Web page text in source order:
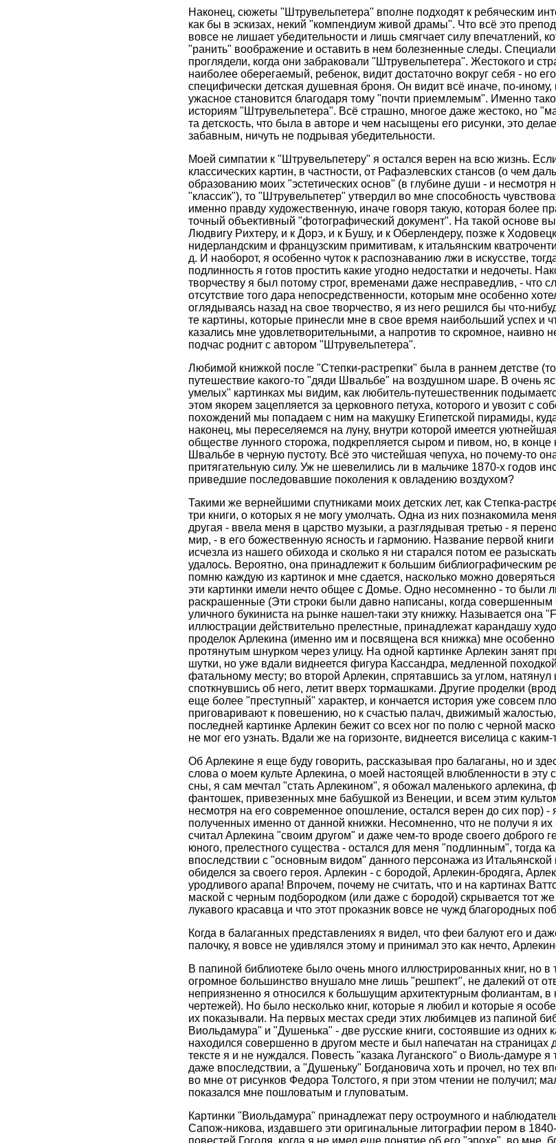
Наконец, сюжеты "Штрувельпетера" вполне подходят к ребяческим
как бы в эскизах, некий "компендиум живой драмы". Что всё это
вовсе не лишает убедительности и лишь смягчает силу впечатлений,
"ранить" воображение и оставить в нем болезненные следы.
проглядели, когда они забраковали "Штрувельпетера". Жестокого и
наиболее оберегаемый, ребенок, видит достаточно вокруг себя - но
специфически детская душевная броня. Он видит всё иначе, по-
ужасное становится благодаря тому "почти приемлемым". Именно
историям "Штрувельпетера". Всё страшно, многое даже жестоко, но
та детскость, что была в авторе и чем насыщены его рисунки, это
забавным, ничуть не подрывая убедительности.
Моей симпатии к "Штрувельпетеру" я остался верен на всю жизнь.
классических картин, в частности, от Рафаэлевских стансов (о чем
образованию моих "эстетических основ" (в глубине души - и несмотря
"классик"), то "Штрувельпетер" утвердил во мне способность
именно правду художественную, иначе говоря такую, которая более
точный объективный "фотографический документ". На такой основе
Людвигу Рихтеру, и к Дорэ, и к Бушу, и к Оберлендеру, позже к
нидерландским и французским примитивам, к итальянским
д. И наоборот, я особенно чуток к распознаванию лжи в искусстве,
подлинность я готов простить какие угодно недостатки и недочеты.
творчеству я был потому строг, временами даже несправедлив, - что
отсутствие того дара непосредственности, которым мне особенно
оглядываясь назад на свое творчество, я из него решился бы что-
те картины, которые принесли мне в свое время наибольший успех и
казались мне удовлетворительными, а напротив то скромное, наивно
подчас роднит с автором "Штрувельпетера".
Любимой книжкой после "Степки-растрепки" была в раннем детстве
путешествие какого-то "дяди Швальбе" на воздушном шаре. В очень
умелых" картинках мы видим, как любитель-путешественник
этом якорем зацепляется за церковного петуха, которого и увозит с
похождений мы попадаем с ним на макушку Египетской пирамиды,
наконец, мы переселяемся на луну, внутри которой имеется
обществе лунного сторожа, подкрепляется сыром и пивом, но, в
Швальбе в черную пустоту. Всё это чистейшая чепуха, но почему-то
притягательную силу. Уж не шевелились ли в мальчике 1870-х годов
приведшие последовавшие поколения к овладению воздухом?
Такими же вернейшими спутниками моих детских лет, как Степка-
три книги, о которых я не могу умолчать. Одна из них познакомила
другая - ввела меня в царство музыки, а разглядывая третью - я
мир, - в его божественную ясность и гармонию. Название первой
исчезла из нашего обихода и сколько я ни старался потом ее
удалось. Вероятно, она принадлежит к большим библиографическим
помню каждую из картинок и мне сдается, насколько можно
эти картинки имели нечто общее с Домье. Одно несомненно - то были
раскрашенные (Эти строки были давно написаны, когда совершенным
уличного букиниста на рынке нашел-таки эту книжку. Называется она
иллюстрации действительно прелестные, принадлежат карандашу
проделок Арлекина (именно им и посвящена вся книжка) мне
протянутым шнурком через улицу. На одной картинке Арлекин занят
шутки, но уже вдали виднеется фигура Кассандра, медленной
фатальному месту; во второй Арлекин, спрятавшись за углом,
споткнувшись об него, летит вверх тормашками. Другие проделки
еще более "преступный" характер, и кончается история уже совсем
приговаривают к повешению, но к счастью палач, движимый жалостью,
последней картинке Арлекин бежит со всех ног по полю с черной
не мог его узнать. Вдали же на горизонте, виднеется виселица с
Об Арлекине я еще буду говорить, рассказывая про балаганы, но и
слова о моем культе Арлекина, о моей настоящей влюбленности в эту
сны, я сам мечтал "стать Арлекином", я обожал маленького арлекина,
фантошек, привезенных мне бабушкой из Венеции, и всем этим
несмотря на его современное опошление, остался верен до сих пор) -
полученных именно от данной книжки. Несомненно, что не получи я
считал Арлекина "своим другом" и даже чем-то вроде своего доброго
юного, прелестного существа - остался для меня "подлинным", тогда
впоследствии с "основным видом" данного персонажа из Итальянской
обиделся за своего героя. Арлекин - с бородой, Арлекин-бродяга,
уродливого арапа! Впрочем, почему не считать, что и на картинах
маской с черным подбородком (или даже с бородой) скрывается тот
лукавого красавца и что этот проказник вовсе не чужд благородных
Когда в балаганных представлениях я видел, что феи балуют его и
палочку, я вовсе не удивлялся этому и принимал это как нечто,
В папиной библиотеке было очень много иллюстрированных книг, но в
огромное большинство внушало мне лишь "решпект", не далекий от
неприязненно я относился к большущим архитектурным фолиантам, в
чертежей). Но было несколько книг, которые я любил и которые я
их показывали. На первых местах среди этих любимцев из папиной
Виольдамура" и "Душенька" - две русские книги, состоявшие из одних
находился совершенно в другом месте и был напечатан на страницах
тексте я и не нуждался. Повесть "казака Луганского" о Виоль-дамуре я
даже впоследствии, а "Душеньку" Богдановича хоть и прочел, но тех
во мне от рисунков Федора Толстого, я при этом чтении не получил;
показался мне пошловатым и глуповатым.
Картинки "Виольдамура" принадлежат перу остроумного и
Сапож-никова, издавшего эти оригинальные литографии пером в
повестей Гоголя, когда я не имел еще понятие об его "эпохе", во мне,